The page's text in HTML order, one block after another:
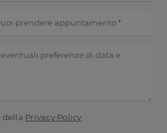
della Privacy Policy